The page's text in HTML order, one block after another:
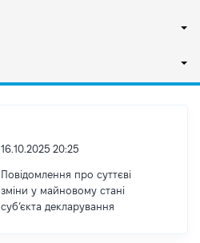
16.10.2025 20:25
Повідомлення про суттєві
зміни у майновому стані
субʼєкта декларування